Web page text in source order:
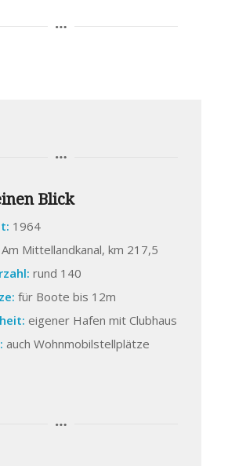
Blick
1964
Am Mittellandkanal, km 217,5
rund 140
für Boote bis 12m
eigener Hafen mit Clubhaus
auch Wohnmobilstellplätze